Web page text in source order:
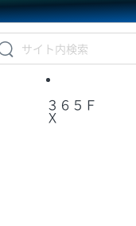
３６５Ｆ
Ｘ